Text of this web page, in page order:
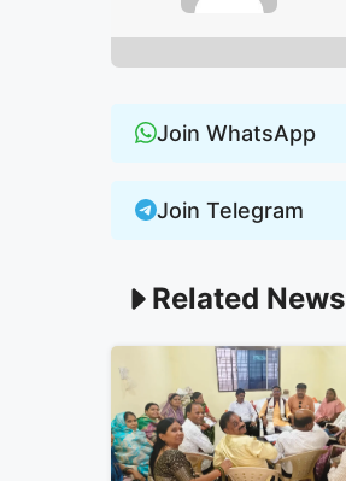
Join WhatsApp
Join Telegram
Related News